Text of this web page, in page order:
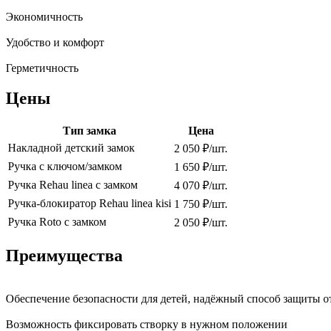
Экономичность
Удобство и комфорт
Герметичность
Цены
Тип замка
Цена
Накладной детский замок
2 050 ₽/шт.
Ручка с ключом/замком
1 650 ₽/шт.
Ручка Rehau linea с замком
4 070 ₽/шт.
Ручка-блокиратор Rehau linea kisi 1 750 ₽/шт.
Ручка Roto с замком
2 050 ₽/шт.
Преимущества
Обеспечение безопасности для детей, надёжный способ защиты
Возможность фиксировать створку в нужном положении